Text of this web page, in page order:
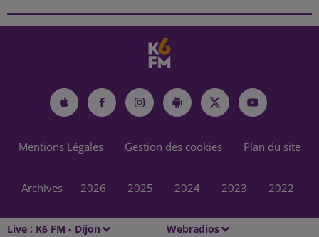
Live : K6 FM - Dijon Webradios
Mentions Légales Gestion des cookies Plan du site
Archives 2026 2025 2024 2023 2022